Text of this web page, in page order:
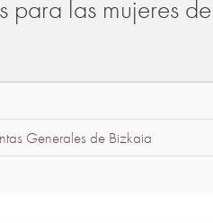
para las mujeres
Generales de Bizkaia